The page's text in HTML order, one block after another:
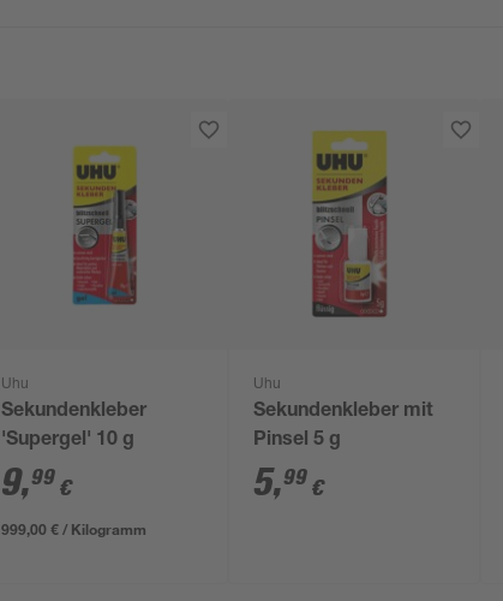
Uhu
Sekundenkleber
'Supergel' 10 g
9,99 €
999,00 € / Kilogramm
Uhu
Sekundenkleber mit
Pinsel 5 g
5,99 €